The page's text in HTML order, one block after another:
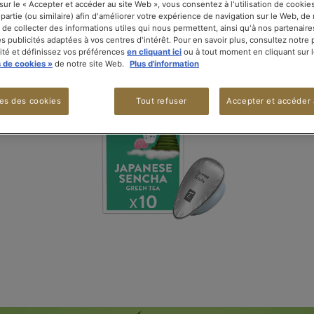
le « Accepter et accéder au site Web », vous consentez à l'utilisation de
(ou similaire) afin d'améliorer votre expérience de navigation sur le Web, de
collecter des informations utiles qui nous permettent, ainsi qu'à nos
publicités adaptées à vos centres d'intérêt. Pour en savoir plus, consultez notre
et définissez vos préférences en cliquant ici ou à tout moment en cliquant sur
de cookies » de notre site Web. Plus d'information
des cookies Tout refuser Accepter et accéder